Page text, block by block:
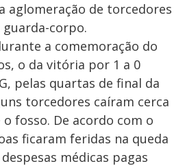
aglomeração de torcedores
corpo.
a comemoração do
o da vitória por 1 a 0
pelas quartas de final da
torcedores caíram cerca
fosso. De acordo com o
ficaram feridas na queda
médicas pagas